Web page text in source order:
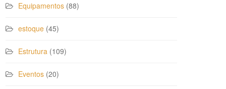
Equipamentos (88)
estoque (45)
Estrutura (109)
Eventos (20)